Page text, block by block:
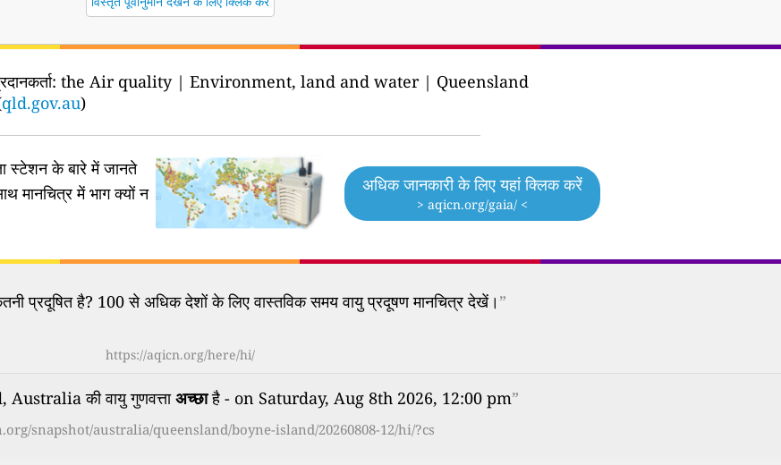
the Air quality | Environment, land and water | Queensland
qld.gov.au)
स्टेशन के बारे में जानते
मानचित्र में भाग क्यों न
अधिक जानकारी के लिए यहां क्लिक करें
> aqicn.org/gaia/ <
प्रदूषित है? 100 से अधिक देशों के लिए वास्तविक समय वायु प्रदूषण मानचित्र देखें।”
https://aqicn.org/here/hi/
की वायु गुणवत्ताअच्छाहै - on Saturday, Aug 8th 2026, 12:00 pm”
snapshot/australia/queensland/boyne-island/20260808-12/hi/?cs